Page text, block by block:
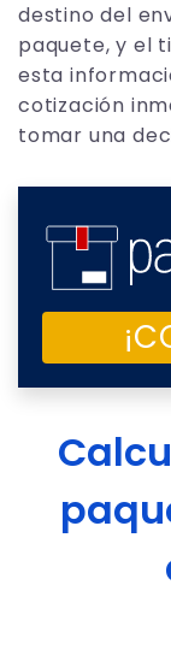
destino del
paquete, y el
esta
cotización
tomar una